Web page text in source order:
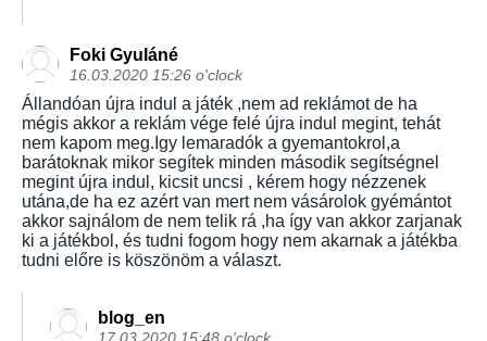
Foki Gyuláné
16.03.2020 15:26 o'clock
Állandóan újra indul a játék ,nem ad reklámot de ha
mégis akkor a reklám vége felé újra indul megint, tehát
nem kapom meg.Igy lemaradók a gyemantokrol,a
barátoknak mikor segítek minden második segítségnel
megint újra indul, kicsit uncsi , kérem hogy nézzenek
utána,de ha ez azért van mert nem vásárolok gyémántot
akkor sajnálom de nem telik rá ,ha így van akkor zarjanak
ki a játékbol, és tudni fogom hogy nem akarnak a játékba
tudni előre is köszönöm a választ.
blog_en
17.03.2020 15:48 o'clock